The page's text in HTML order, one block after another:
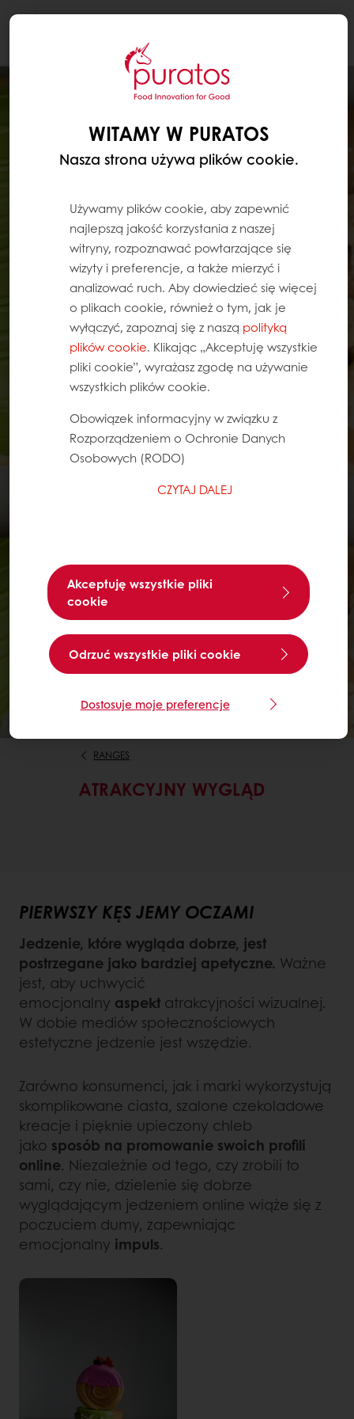
RANGES
ATRAKCYJNY WYGLĄD
PIERWSZY KĘS JEMY OCZAMI
Jedzenie, które wygląda dobrze, jest
postrzegane jako bardziej apetyczne. Ważne
jest, aby uchwycić
emocjonalny aspekt atrakcyjności wizualnej.
W dobie mediów społecznościowych
estetyczne jedzenie jest wszędzie.
Zarówno konsumenci, jak i marki wykorzystują
skomplikowane ciasta, szalone czekoladowe
kreacje i pięknie upieczony chleb
jako sposób na promowanie swoich profili
online. Niezależnie od tego, czy zrobili to
sami, czy nie, dzielenie się dobrze
wyglądającym jedzeniem online wiąże się z
poczuciem dumy, zapewniając
emocjonalny impuls.
WITAMY W PURATOS
Nasza strona używa plików cookie.
Używamy plików cookie, aby zapewnić
najlepszą jakość korzystania z naszej
witryny, rozpoznawać powtarzające się
wizyty i preferencje, a także mierzyć i
analizować ruch. Aby dowiedzieć się więcej
o plikach cookie, również o tym, jak je
wyłączyć, zapoznaj się z naszą polityką
plików cookie. Klikając „Akceptuję wszystkie
pliki cookie”, wyrażasz zgodę na używanie
wszystkich plików cookie.
Obowiązek informacyjny w związku z
Rozporządzeniem o Ochronie Danych
Osobowych (RODO)
CZYTAJ DALEJ
Akceptuję wszystkie pliki
cookie
Odrzuć wszystkie pliki cookie
Dostosuje moje preferencje